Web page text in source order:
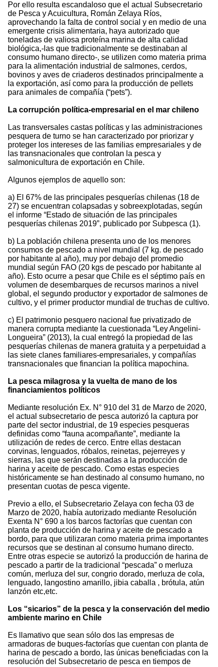
Por ello resulta escandaloso que el actual Subsecretario
de Pesca y Acuicultura, Román Zelaya Ríos,
aprovechando la falta de control social y en medio de una
emergente crisis alimentaria, haya autorizado que
toneladas de valiosa proteína marina de alta calidad
biológica,-las que tradicionalmente se destinaban al
consumo humano directo-, se utilizen como materia prima
para la alimentación industrial de salmones, cerdos,
bovinos y aves de criaderos destinados principalmente a
la exportación, así como para la producción de pellets
para animales de compañía (“pets”).
La corrupción política-empresarial en el mar chileno
Las transversales castas políticas y las administraciones
pesquera de turno se han caracterizado por priorizar y
proteger los intereses de las familias empresariales y de
las transnacionales que controlan la pesca y
salmonicultura de exportación en Chile.
Algunos ejemplos de aquello son:
a) El 67% de las principales pesquerías chilenas (18 de
27) se encuentran colapsadas y sobreexplotadas, según
el informe “Estado de situación de las principales
pesquerías chilenas 2019”, publicado por Subpesca (1).
b) La población chilena presenta uno de los menores
consumos de pescado a nivel mundial (7 kg. de pescado
por habitante al año), muy por debajo del promedio
mundial según FAO (20 kgs de pescado por habitante al
año). Esto ocurre a pesar que Chile es el séptimo país en
volumen de desembarques de recursos marinos a nivel
global, el segundo productor y exportador de salmones de
cultivo, y el primer productor mundial de truchas de cultivo.
c) El patrimonio pesquero nacional fue privatizado de
manera corrupta mediante la cuestionada “Ley Angelini-
Longueira” (2013), la cual entregó la propiedad de las
pesquerías chilenas de manera gratuita y a perpetuidad a
las siete clanes familiares-empresariales, y compañías
transnacionales que financian la política mapochina.
La pesca milagrosa y la vuelta de mano de los
financiamientos políticos
Mediante resolución Ex. N° 910 del 31 de Marzo de 2020,
el actual subsecretario de pesca autorizó la captura por
parte del sector industrial, de 19 especies pesqueras
definidas como “fauna acompañante”, mediante la
utilización de redes de cerco. Entre ellas destacan
corvinas, lenguados, róbalos, reinetas, pejerreyes y
sierras, las que serán destinadas a la producción de
harina y aceite de pescado. Como estas especies
históricamente se han destinado al consumo humano, no
presentan cuotas de pesca vigente.
Previo a ello, el Subsecretario Zelaya con fecha 03 de
Marzo de 2020, había autorizado mediante Resolución
Exenta N° 690 a los barcos factorías que cuentan con
planta de producción de harina y aceite de pescado a
bordo, para que utilizaran como materia prima importantes
recursos que se destinan al consumo humano directo.
Entre otras especie se autorizó la producción de harina de
pescado a partir de la tradicional “pescada” o merluza
común, merluza del sur, congrio dorado, merluza de cola,
lenguado, langostino amarillo, jibia caballa , brótula, atún
lanzón etc,etc.
Los “sicarios” de la pesca y la conservación del medio
ambiente marino en Chile
Es llamativo que sean sólo dos las empresas de
armadoras de buques-factorías que cuentan con planta de
harina de pescado a bordo, las únicas beneficiadas con la
resolución del Subsecretario de pesca en tiempos de